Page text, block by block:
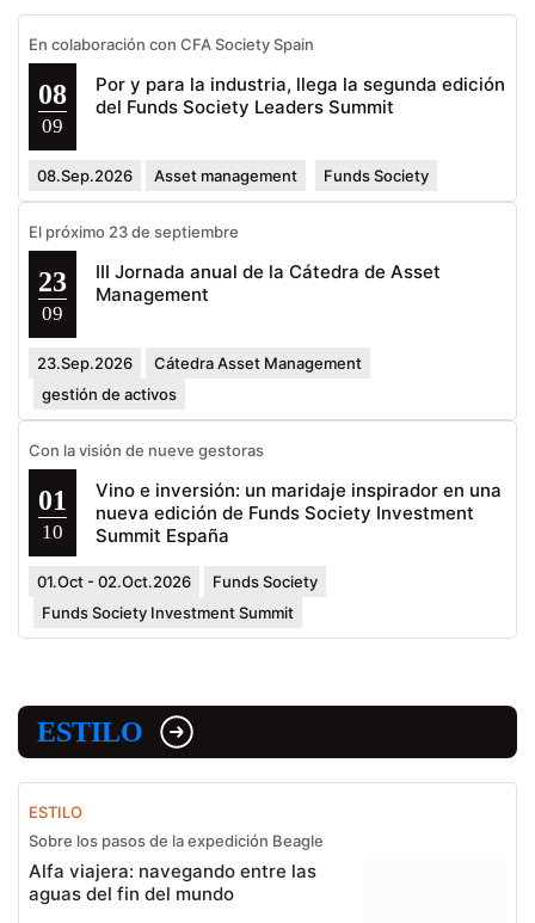
En colaboración con CFA Society Spain
08
09
Por y para la industria, llega la segunda edición
del Funds Society Leaders Summit
08.Sep.2026 Asset management Funds Society
El próximo 23 de septiembre
23
09
III Jornada anual de la Cátedra de Asset
Management
23.Sep.2026
Cátedra Asset Management
gestión de activos
Con la visión de nueve gestoras
01
10
Vino e inversión: un maridaje inspirador en una
nueva edición de Funds Society Investment
Summit España
01.Oct - 02.Oct.2026
Funds Society
Funds Society Investment Summit
ESTILO
ESTILO
Sobre los pasos de la expedición Beagle
Alfa viajera: navegando entre las
aguas del fin del mundo